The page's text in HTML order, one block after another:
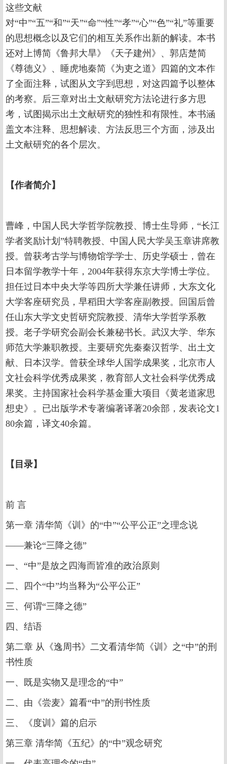
这些文献
对“中”“五”“和”“天”“命”“性”“孝”“心”“色”“礼”等重要
的思想概念以及它们的相互关系作出新的解读。本书
还对上博简《鲁邦大旱》《天子建州》、郭店楚简
《尊德义》、睡虎地秦简《为吏之道》四篇的文本作
了全面注释，试图从文字到思想，对这四篇予以整体
的考察。后三章对出土文献研究方法论进行多方思
考，试图揭示出土文献研究的独性和有限性。本书涵
盖文本注释、思想解读、方法反思三个方面，涉及出
土文献研究的各个层次。
【作者简介】
曹峰，中国人民大学哲学院教授、博士生导师，“长江
学者奖励计划”特聘教授、中国人民大学吴玉章讲席教
授。曾获考古学与博物馆学学士、历史学硕士，曾在
日本留学教学十年，2004年获得东京大学博士学位。
担任过日本中央大学等四所大学兼任讲师，大东文化
大学客座研究员，早稻田大学客座副教授。回国后曾
任山东大学文史哲研究院教授、清华大学哲学系教
授。老子学研究会副会长兼秘书长。武汉大学、华东
师范大学兼职教授。主要研究先秦秦汉哲学、出土文
献、日本汉学。曾获全球华人国学成果奖，北京市人
文社会科学优秀成果奖，教育部人文社会科学优秀成
果奖。主持国家社会科学基金重大项目《黄老道家思
想史》。已出版学术专著编著译著20余部，发表论文1
80余篇，译文40余篇。
【 目录】
前 言
第一章 清华简《训》的“中”“公平公正”之理念说
——兼论“三降之德”
一、“中”是放之四海而皆准的政治原则
二、四个“中”均当释为“公平公正”
三、何谓“三降之德”
四、结语
第二章 从《逸周书》二文看清华简《训》之“中”的刑
书性质
一、既是实物又是理念的“中”
二、由《尝麦》篇看“中”的刑书性质
三、《度训》篇的启示
第三章 清华简《五纪》的“中”观念研究